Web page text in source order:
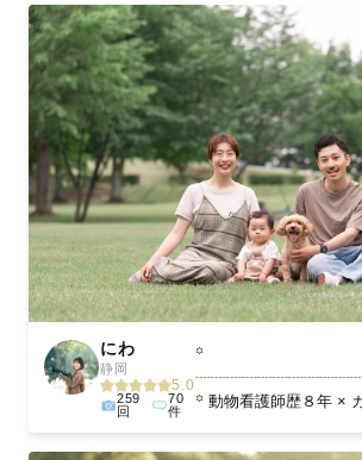
験をお届けします。
丁寧なレタッチで思い出を美しく仕上げ
撮影後は、独自の編集技術で写真の明るさ
整。自然な雰囲気を残しつつも、おしゃれ
に。きっと「こんな写真を撮ってほしかっ
出会えます。まずは、ラブグラフの撮影事例
にわ
静岡
5.0
259
回
70
件
꙳
꙳ 動物看護師歴８年 ×